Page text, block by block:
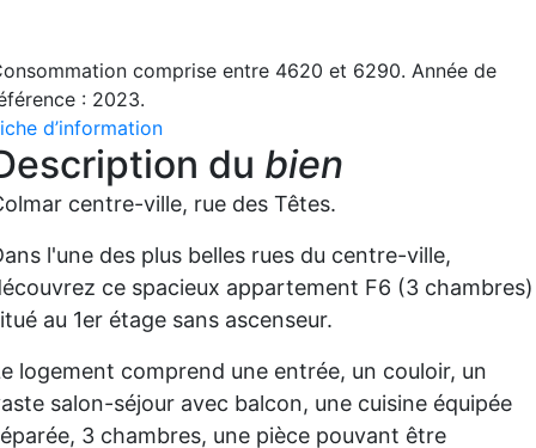
comprise entre 4620 et 6290. Année de
: 2023.
d’information
du bien
centre-ville, rue des Têtes.
l'une des plus belles rues du centre-ville,
ce spacieux appartement F6 (3 chambres)
au 1er étage sans ascenseur.
logement comprend une entrée, un couloir, un
salon-séjour avec balcon, une cuisine équipée
3 chambres, une pièce pouvant être